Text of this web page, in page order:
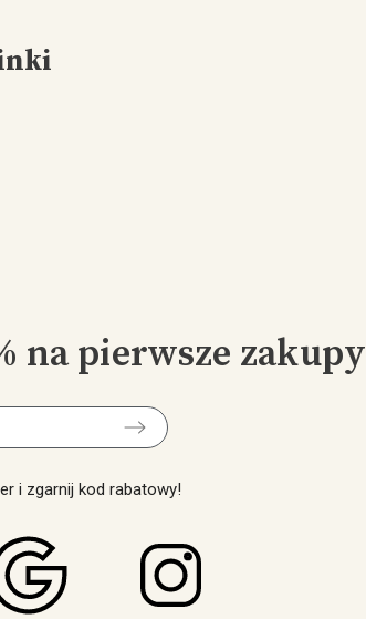
na pierwsze zakupy
i zgarnij kod rabatowy!